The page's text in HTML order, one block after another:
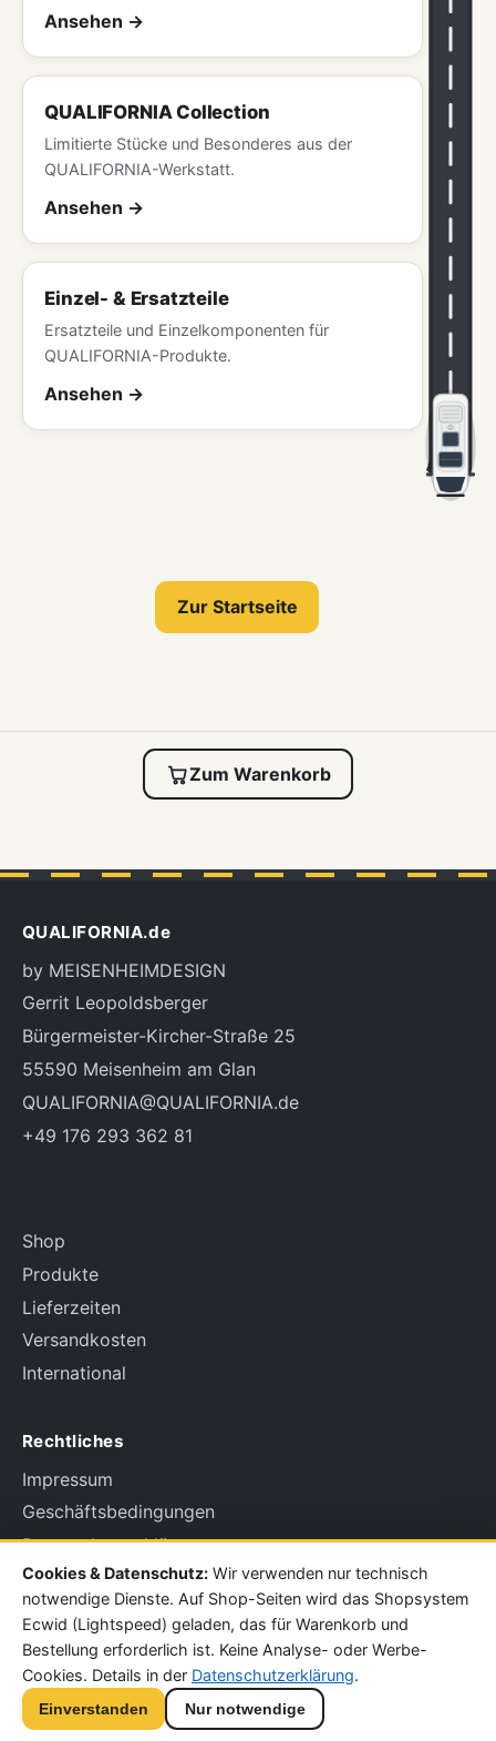
Ansehen
QUALIFORNIA Collection
Limitierte Stücke und Besonderes aus der
QUALIFORNIA-Werkstatt.
Ansehen
Einzel- & Ersatzteile
Ersatzteile und Einzelkomponenten für
QUALIFORNIA-Produkte.
Ansehen
Zur Startseite
Zum Warenkorb
QUALIFORNIA.de
by MEISENHEIMDESIGN
Gerrit Leopoldsberger
Bürgermeister-Kircher-Straße 25
55590 Meisenheim am Glan
QUALIFORNIA@QUALIFORNIA.de
+49 176 293 362 81
Shop
Produkte
Lieferzeiten
Versandkosten
International
Rechtliches
Impressum
Geschäftsbedingungen
Datenschutzerklärung
Widerrufsbelehrung
Vertrag widerrufen
© 2026 QUALIFORNIA.de by MEISENHEIMDESIGN
Cookies & Datenschutz: Wir verwenden nur technisch
notwendige Dienste. Auf Shop-Seiten wird das Shopsystem
Ecwid (Lightspeed) geladen, das für Warenkorb und
Bestellung erforderlich ist. Keine Analyse- oder Werbe-
Cookies. Details in der Datenschutzerklärung.
Einverstanden Nur notwendige